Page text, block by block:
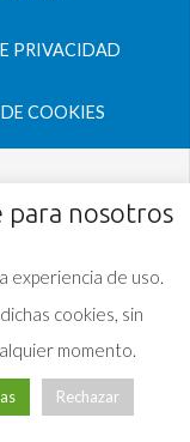
PRIVACIDAD
COOKIES
para nosotros
experiencia de uso.
cookies, sin
momento.
Rechazar